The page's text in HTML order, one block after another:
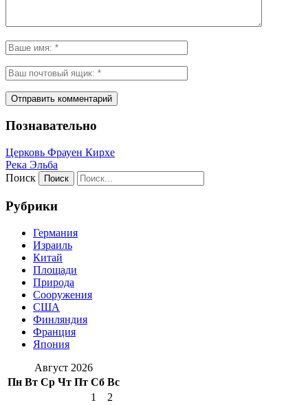
Познавательно
Церковь Фрауен Кирхе
Река Эльба
Поиск
Рубрики
Германия
Израиль
Китай
Площади
Природа
Сооружения
США
Финляндия
Франция
Япония
Август 2026
Пн Вт Ср Чт Пт Сб Вс
1
2